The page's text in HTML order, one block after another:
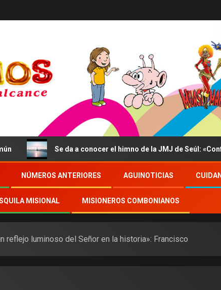
Se da a conocer el himno de la JMJ de Seúl: «Confidite,
NÚMEROS ANTERIORES AGUINOTICIAS
MISIONAL MISIONEROS COMBONIANOS
reflejo luminoso del Señor en la historia»: Francisco